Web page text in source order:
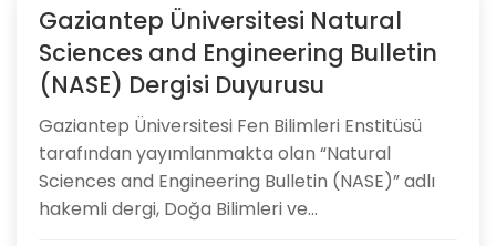
Gaziantep Üniversitesi Natural
Sciences and Engineering Bulletin
(NASE) Dergisi Duyurusu
Gaziantep Üniversitesi Fen Bilimleri Enstitüsü
tarafından yayımlanmakta olan “Natural
Sciences and Engineering Bulletin (NASE)” adlı
hakemli dergi, Doğa Bilimleri ve...